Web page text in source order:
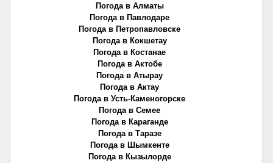
Погода в Алматы
Погода в Павлодаре
Погода в Петропавловске
Погода в Кокшетау
Погода в Костанае
Погода в Актобе
Погода в Атырау
Погода в Актау
Погода в Усть-Каменогорске
Погода в Семее
Погода в Караганде
Погода в Таразе
Погода в Шымкенте
Погода в Кызылорде